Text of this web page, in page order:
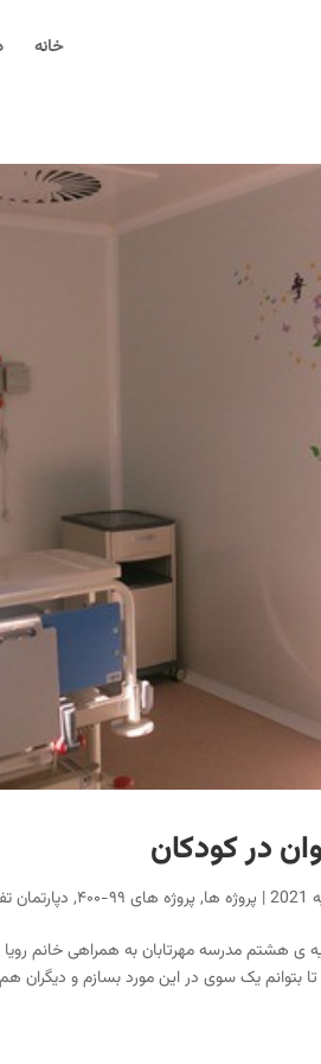
خانه
در کودکان
| پروژه ها, پروژه های ۹۹-۴۰۰ , دپارتمان
ی هشتم مدرسه مهرتابان به همراهی خانم
بتوانم یک سوی در این مورد بسازم و دیگران